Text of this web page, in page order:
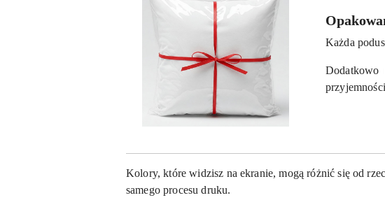
Każda
Dodatkowo
Kolory, które widzisz na ekranie, mogą różnić się od
samego procesu druku.